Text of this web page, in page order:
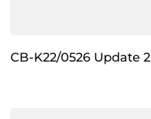
CB-K22/0526 Update 2